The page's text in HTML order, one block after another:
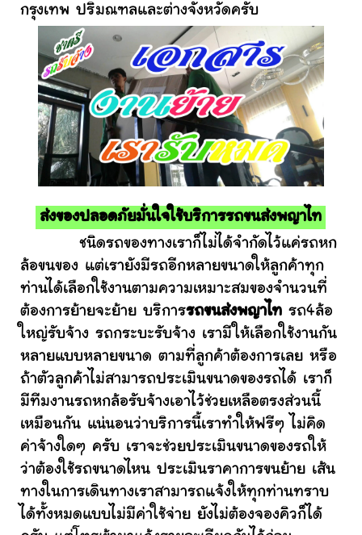
กรุงเทพ ปริมณฑลและต่างจังหวัดครับ
ส่งของปลอดภัยมั่นใจใช้บริการรถขนส่งพญาไท
ชนิดรถของทางเราก็ไม่ได้จำกัดไว้แค่รถหก
ล้อขนของ แต่เรายังมีรถอีกหลายขนาดให้ลูกค้าทุก
ท่านได้เลือกใช้งานตามความเหมาะสมของจำนวนที่
ต้องการย้ายจะย้าย บริการรถขนส่งพญาไท รถ4ล้อ
ใหญ่รับจ้าง รถกระบะรับจ้าง เรามีให้เลือกใช้งานกัน
หลายแบบหลายขนาด ตามที่ลูกค้าต้องการเลย หรือ
ถ้าตัวลูกค้าไม่สามารถประเมินขนาดของรถได้ เราก็
มีทีมงานรถหกล้อรับจ้างเอาไว้ช่วยเหลือตรงส่วนนี้
เหมือนกัน แน่นอนว่าบริการนี้เราทำให้ฟรีๆ ไม่คิด
ค่าจ้างใดๆ ครับ เราจะช่วยประเมินขนาดของรถให้
ว่าต้องใช้รถขนาดไหน ประเมินราคาการขนย้าย เส้น
ทางในการเดินทางเราสามารถแจ้งให้ทุกท่านทราบ
ได้ทั้งหมดแบบไม่มีค่าใช้จ่าย ยังไม่ต้องจองคิวก็ได้